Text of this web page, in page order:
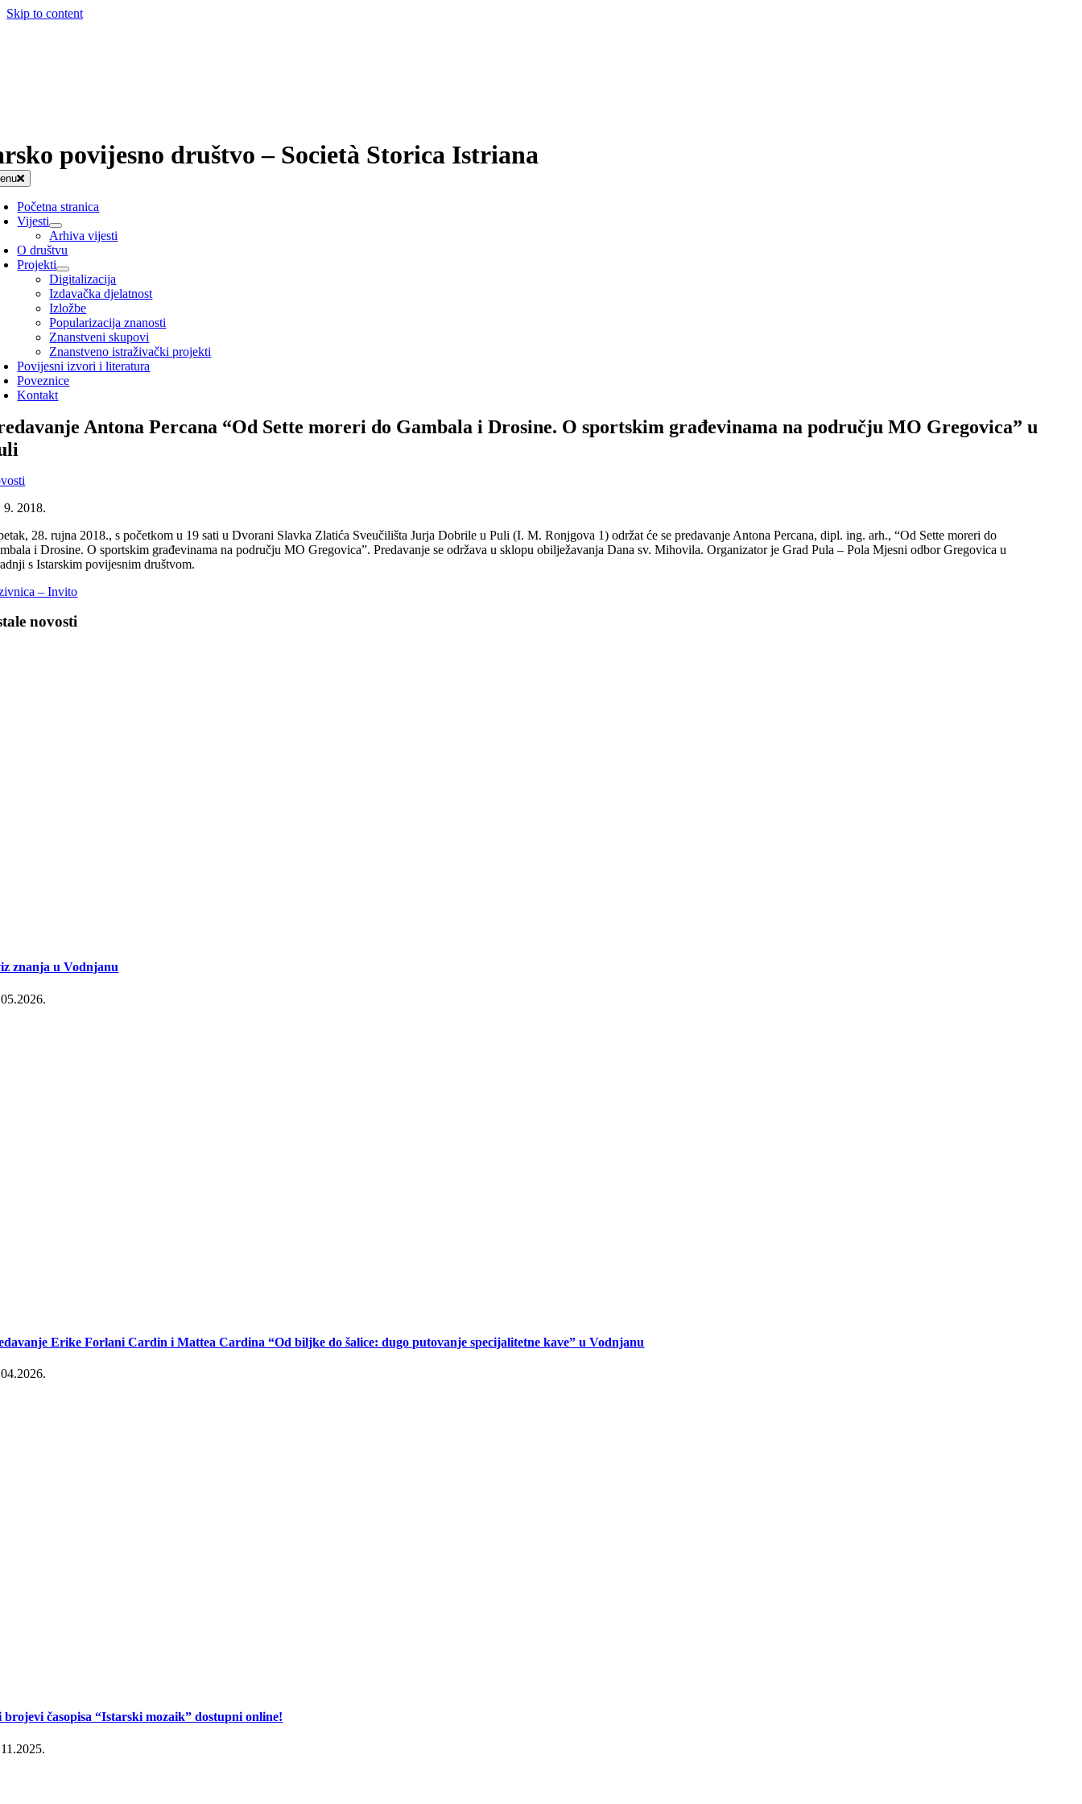
Skip to content
povijesno društvo – Società Storica Istriana
Početna stranica
Vijesti
Arhiva vijesti
O društvu
Projekti
Digitalizacija
Izdavačka djelatnost
Izložbe
Popularizacija znanosti
Znanstveni skupovi
Znanstveno istraživački projekti
Povijesni izvori i literatura
Poveznice
Kontakt
Antona Percana “Od Sette moreri do Gambala i Drosine. O sportskim građevinama na području MO Gregovica” u
9. 2018.
28. rujna 2018., s početkom u 19 sati u Dvorani Slavka Zlatića Sveučilišta Jurja Dobrile u Puli (I. M. Ronjgova 1) održat će se predavanje Antona Percana, dipl. ing. arh., “Od Sette moreri do
i Drosine. O sportskim građevinama na području MO Gregovica”. Predavanje se održava u sklopu obilježavanja Dana sv. Mihovila. Organizator je Grad Pula – Pola Mjesni odbor Gregovica u
s Istarskim povijesnim društvom.
– Invito
novosti
znanja u Vodnjanu
Erike Forlani Cardin i Mattea Cardina “Od biljke do šalice: dugo putovanje specijalitetne kave” u Vodnjanu
brojevi časopisa “Istarski mozaik” dostupni online!